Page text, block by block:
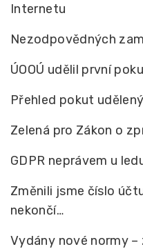
Internetu
Nezodpovědných
ÚOOÚ udělil první
Přehled pokut
Zelená pro Zákon o
GDPR neprávem u
Změnili jsme číslo
nekončí…
Vydány nové normy